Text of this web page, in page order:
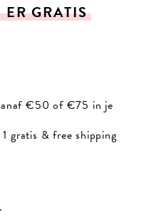
ER GRATIS
€50 of €75 in je
gratis & free shipping